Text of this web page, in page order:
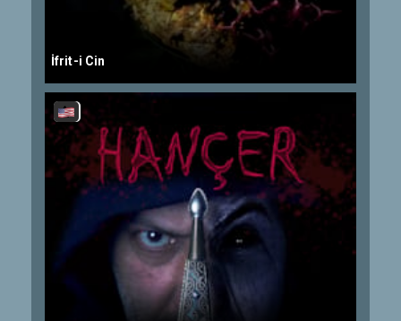
İfrit-i Cin